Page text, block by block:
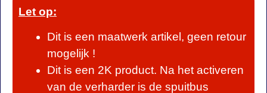
Let op:
Dit is een maatwerk artikel, geen retour
mogelijk !
Dit is een 2K product. Na het activeren
van de verharder is de spuitbus